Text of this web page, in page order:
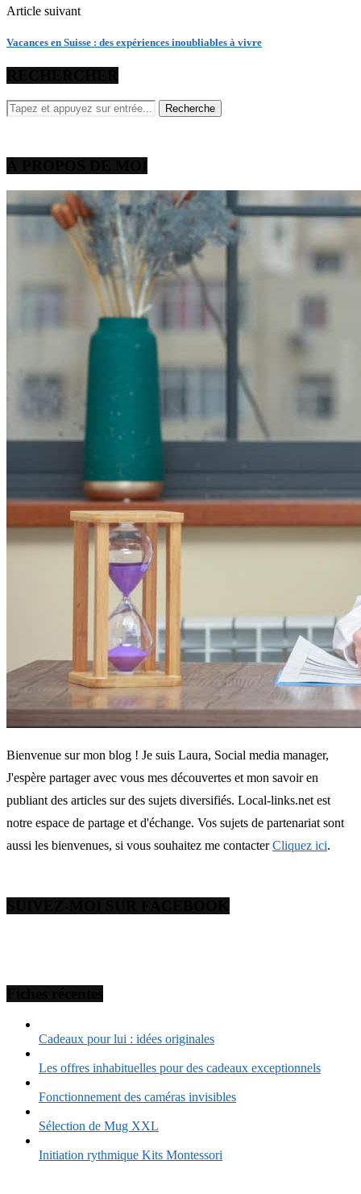
Article suivant
Vacances en Suisse : des expériences inoubliables à vivre
Bienvenue sur mon blog ! Je suis Laura, Social media manager,
J'espère partager avec vous mes découvertes et mon savoir en
publiant des articles sur des sujets diversifiés. Local-links.net est
notre espace de partage et d'échange. Vos sujets de partenariat sont
aussi les bienvenues, si vous souhaitez me contacterCliquez ici.
Cadeaux pour lui : idées originales
Les offres inhabituelles pour des cadeaux exceptionnels
Fonctionnement des caméras invisibles
Sélection de Mug XXL
Initiation rythmique Kits Montessori